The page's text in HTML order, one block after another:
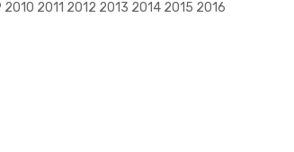
2011 2012 2013 2014 2015 2016